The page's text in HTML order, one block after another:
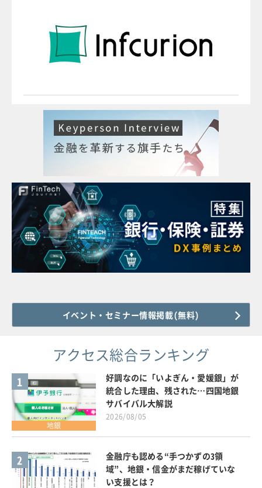
イベント・セミナー情報掲載(無料)
アクセス総合ランキング
1
地銀
好調なのに「いよぎん・愛媛銀」が
統合した理由、残された…四国地銀
サバイバル大解説
2026/08/05
2
金融庁も認める“手つかずの3領
域”、地銀・信金がまだ稼げていな
い支援とは？